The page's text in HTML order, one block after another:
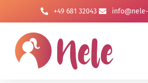
+49 681 32043